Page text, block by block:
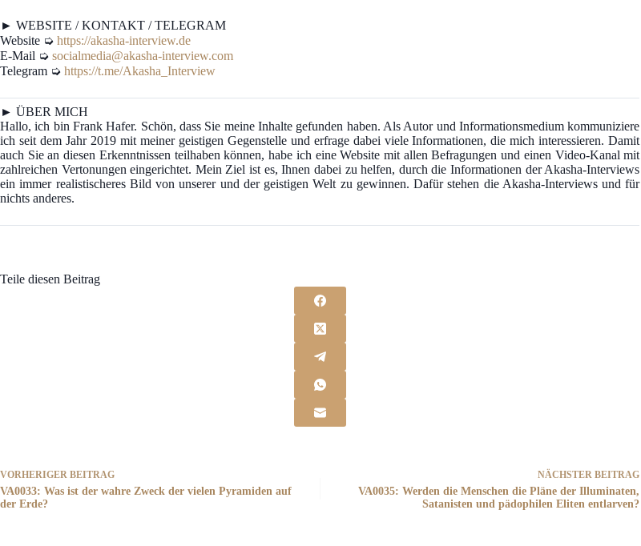
► WEBSITE / KONTAKT / TELEGRAM
Website ➭ https://akasha-interview.de
E-Mail ➭ socialmedia@akasha-interview.com
Telegram ➭ https://t.me/Akasha_Interview
► ÜBER MICH
Hallo, ich bin Frank Hafer. Schön, dass Sie meine Inhalte gefunden haben. Als Autor und Informationsmedium kommuniziere
ich seit dem Jahr 2019 mit meiner geistigen Gegenstelle und erfrage dabei viele Informationen, die mich interessieren. Damit
auch Sie an diesen Erkenntnissen teilhaben können, habe ich eine Website mit allen Befragungen und einen Video-Kanal mit
zahlreichen Vertonungen eingerichtet. Mein Ziel ist es, Ihnen dabei zu helfen, durch die Informationen der Akasha-Interviews
ein immer realistischeres Bild von unserer und der geistigen Welt zu gewinnen. Dafür stehen die Akasha-Interviews und für
nichts anderes.
Teile diesen Beitrag
VORHERIGER BEITRAG
VA0033: Was ist der wahre Zweck der vielen Pyramiden auf
der Erde?
NÄCHSTERBEITRAG
VA0035: Werden die Menschen die Pläne der Illuminaten,
Satanisten und pädophilen Eliten entlarven?